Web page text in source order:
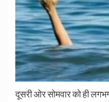
दूसरी ओर सोमवार को ही